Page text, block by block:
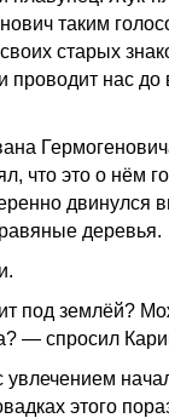
таким
старых
проводит нас
что это о нём
двинулся
деревья.
под землёй?
— спросил
этого